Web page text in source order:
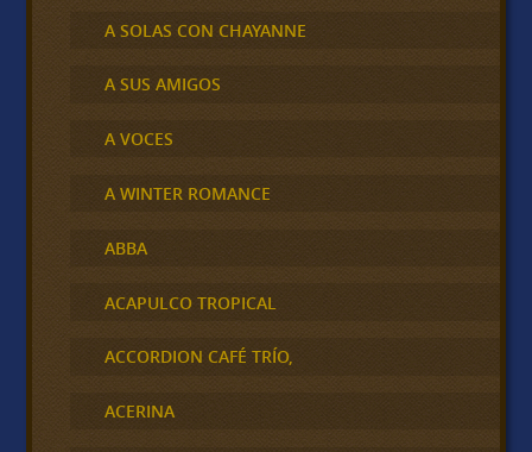
A SOLAS CON CHAYANNE
A SUS AMIGOS
A VOCES
A WINTER ROMANCE
ABBA
ACAPULCO TROPICAL
ACCORDION CAFÉ TRÍO,
ACERINA